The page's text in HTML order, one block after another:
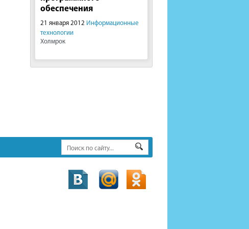
обеспечения
21 января 2012 Информационные
технологии
Холмрок